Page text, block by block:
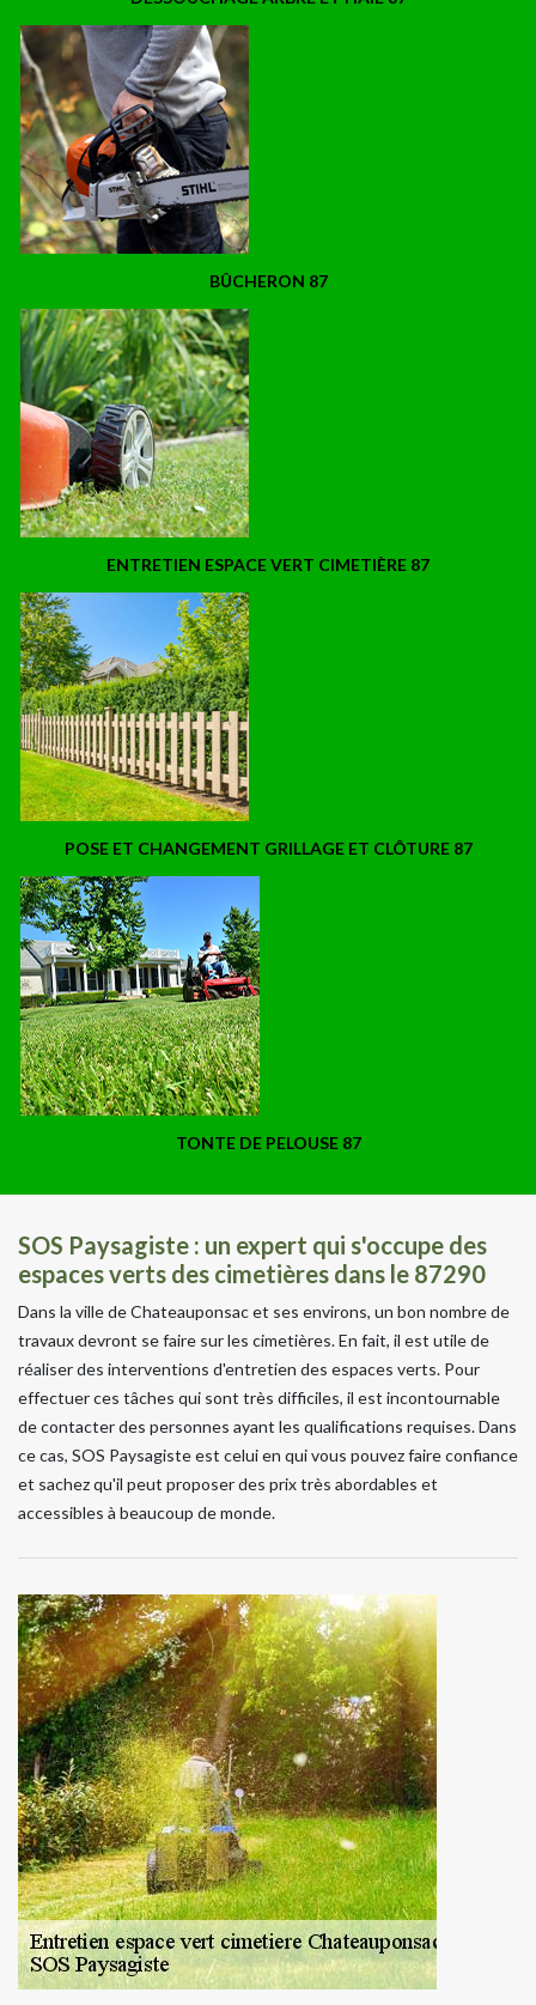
BÛCHERON 87
ENTRETIEN ESPACE VERT CIMETIÈRE 87
POSE ET CHANGEMENT GRILLAGE ET CLÔTURE 87
TONTE DE PELOUSE 87
SOS Paysagiste : un expert qui s'occupe des
espaces verts des cimetières dans le 87290
Dans la ville de Chateauponsac et ses environs, un bon nombre de
travaux devront se faire sur les cimetières. En fait, il est utile de
réaliser des interventions d'entretien des espaces verts. Pour
effectuer ces tâches qui sont très difficiles, il est incontournable
de contacter des personnes ayant les qualifications requises. Dans
ce cas, SOS Paysagiste est celui en qui vous pouvez faire confiance
et sachez qu'il peut proposer des prix très abordables et
accessibles à beaucoup de monde.